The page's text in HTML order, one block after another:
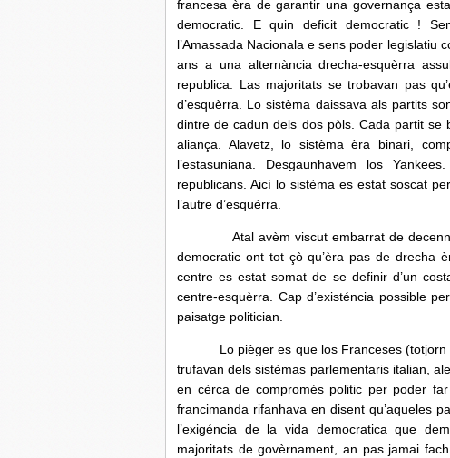
francesa èra de garantir una governança
democratic. E quin deficit democratic !
l’Amassada Nacionala e sens poder legislatiu
ans a una alternància drecha-esquèrra
republica. Las majoritats se trobavan pas
d’esquèrra. Lo sistèma daissava als partits
dintre de cadun dels dos pòls. Cada partit
aliança. Alavetz, lo sistèma èra binari,
l’estasuniana. Desgaunhavem los
republicans. Aicí lo sistèma es estat soscat
l’autre d’esquèrra.
Atal avèm viscut embarrat de
democratic ont tot çò qu’èra pas de drecha
centre es estat somat de se definir d’un
centre-esquèrra. Cap d’existéncia possible
paisatge politician.
Lo pièger es que los Franceses
trufavan dels sistèmas parlementaris italian,
en cèrca de compromés politic per poder
francimanda rifanhava en disent qu’aqueles
l’exigéncia de la vida democratica que
majoritats de govèrnament, an pas jamai